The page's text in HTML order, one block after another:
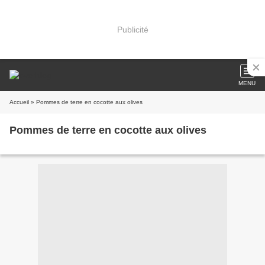
Publicité
MENU
Accueil » Pommes de terre en cocotte aux olives
Pommes de terre en cocotte aux olives